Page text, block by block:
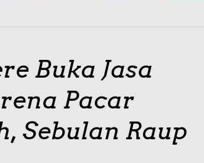
Buka Jasa
Pacar
Sebulan Raup